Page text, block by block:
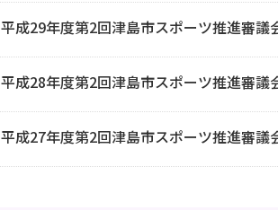
平成29年度第2回津島市スポーツ推進審議
平成28年度第2回津島市スポーツ推進審議
平成27年度第2回津島市スポーツ推進審議